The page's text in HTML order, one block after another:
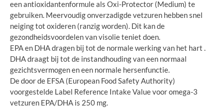
een antioxidantenformule als Oxi-Protector (Medium) te
gebruiken. Meervoudig onverzadigde vetzuren hebben snel
neiging tot oxideren (ranzig worden). Dit kan de
gezondheidsvoordelen van visolie teniet doen.
EPA en DHA dragen bij tot de normale werking van het hart .
DHA draagt bij tot de instandhouding van een normaal
gezichtsvermogen en een normale hersenfunctie.
De door de EFSA (European Food Safety Authority)
voorgestelde Label Reference Intake Value voor omega-3
vetzuren EPA/DHA is 250 mg.